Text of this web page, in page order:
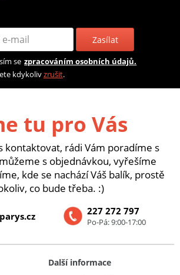
Zasílat
se zpracováním osobních údajů.
kdykolivzrušit.
tu pro Vás
kontaktovat, rádi Vám poradíme s
s objednávkou, vyřešíme
kde se nachází Váš balík, prostě
co bude třeba. :)
227 272 797
Po-Pá: 9:00-17:00
Další informace